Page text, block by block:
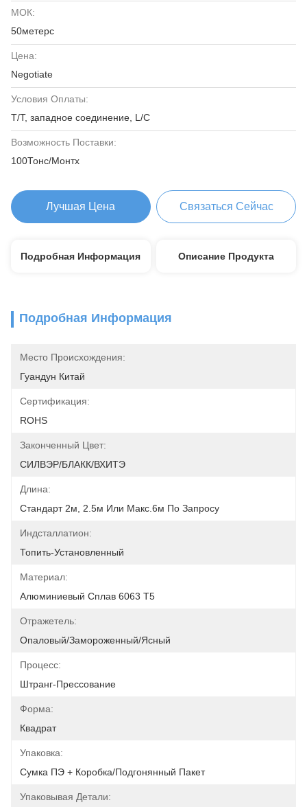
МОК:
50метерс
Цена:
Negotiate
Условия Оплаты:
T/T, западное соединение, L/C
Возможность Поставки:
100Тонс/Монтх
Лучшая Цена Связаться Сейчас
Подробная Информация Описание Продукта
Подробная Информация
Место Происхождения:
Гуандун Китай
Сертификация:
ROHS
Законченный Цвет:
СИЛВЭР/БЛАКК/ВХИТЭ
Длина:
Стандарт 2м, 2.5м Или Макс.6м По Запросу
Индсталлатион:
Топить-Установленный
Материал:
Алюминиевый Сплав 6063 Т5
Отражетель:
Опаловый/замороженный/ясный
Процесс:
Штранг-Прессование
Форма:
Квадрат
Упаковка:
Сумка ПЭ + Коробка/подгонянный Пакет
Упаковывая Детали: